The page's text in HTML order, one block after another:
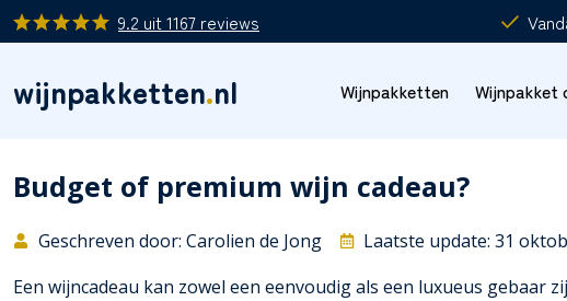
9.2 uit1167 reviews
wijnpakketten.nl Wijnpakketten Wijnpakket
Budget of premium wijn cadeau?
Geschreven door: Carolien de Jong
Laatste update: 31
Een wijncadeau kan zowel een eenvoudig als een luxueus